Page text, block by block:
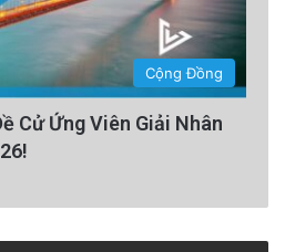
Cộng Đồng
Cử Ứng Viên Giải Nhân